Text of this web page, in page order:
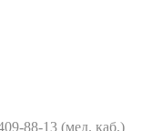
88-13 (мед. каб.)